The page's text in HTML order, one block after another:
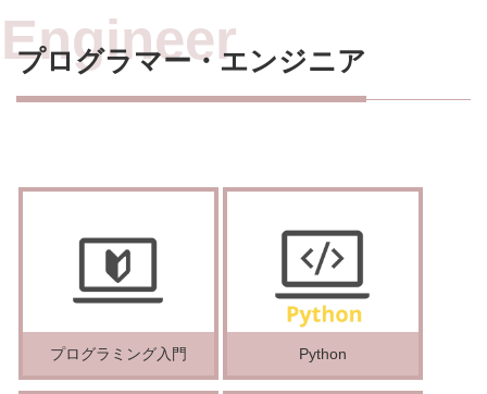
プログラマー・エンジニア
プログラミング入門 Python